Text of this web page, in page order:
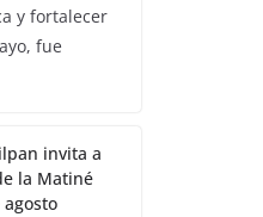
y fortalecer
fue
invita a
la Matiné